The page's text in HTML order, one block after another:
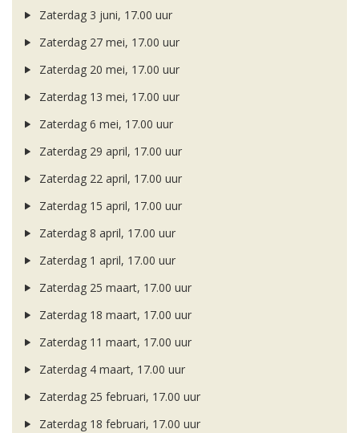
Zaterdag 3 juni, 17.00 uur
Zaterdag 27 mei, 17.00 uur
Zaterdag 20 mei, 17.00 uur
Zaterdag 13 mei, 17.00 uur
Zaterdag 6 mei, 17.00 uur
Zaterdag 29 april, 17.00 uur
Zaterdag 22 april, 17.00 uur
Zaterdag 15 april, 17.00 uur
Zaterdag 8 april, 17.00 uur
Zaterdag 1 april, 17.00 uur
Zaterdag 25 maart, 17.00 uur
Zaterdag 18 maart, 17.00 uur
Zaterdag 11 maart, 17.00 uur
Zaterdag 4 maart, 17.00 uur
Zaterdag 25 februari, 17.00 uur
Zaterdag 18 februari, 17.00 uur